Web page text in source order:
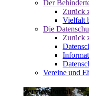
Der
Zurück
Vielfalt
Die
Zurück
Vereine und
Service-Portal